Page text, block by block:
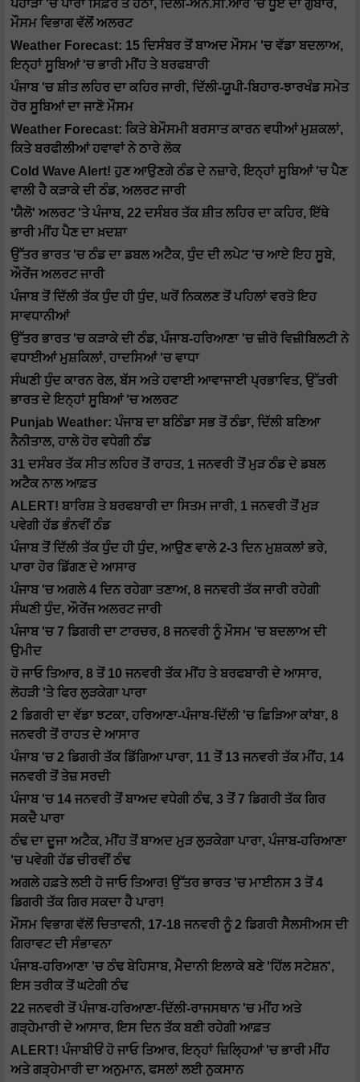
ਪਹਾੜਾਂ 'ਚ ਪਾਰਾ ਸਿਫ਼ਰ ਤੋਂ ਹੇਠਾਂ, ਦਿੱਲੀ-ਐੱਨ.ਸੀ.ਆਰ 'ਚ ਧੂੰਏਂ ਦਾ ਗੁੱਬਾਰ,
ਮੌਸਮ ਵਿਭਾਗ ਵੱਲੋਂ ਅਲਰਟ
Weather Forecast: 15 ਦਿਸੰਬਰ ਤੋਂ ਬਾਅਦ ਮੌਸਮ 'ਚ ਵੱਡਾ ਬਦਲਾਅ,
ਇਨ੍ਹਾਂ ਸੂਬਿਆਂ 'ਚ ਭਾਰੀ ਮੀਂਹ ਤੇ ਬਰਫਬਾਰੀ
ਪੰਜਾਬ 'ਚ ਸ਼ੀਤ ਲਹਿਰ ਦਾ ਕਹਿਰ ਜਾਰੀ, ਦਿੱਲੀ-ਯੂਪੀ-ਬਿਹਾਰ-ਝਾਰਖੰਡ ਸਮੇਤ
ਹੋਰ ਸੂਬਿਆਂ ਦਾ ਜਾਣੋ ਮੌਸਮ
Weather Forecast: ਕਿਤੇ ਬੇਮੌਸਮੀ ਬਰਸਾਤ ਕਾਰਨ ਵਧੀਆਂ ਮੁਸ਼ਕਲਾਂ,
ਕਿਤੇ ਬਰਫੀਲੀਆਂ ਹਵਾਵਾਂ ਨੇ ਠਾਰੇ ਲੋਕ
Cold Wave Alert! ਹੁਣ ਆਉਣਗੇ ਠੰਡ ਦੇ ਨਜ਼ਾਰੇ, ਇਨ੍ਹਾਂ ਸੂਬਿਆਂ 'ਚ ਪੈਣ
ਵਾਲੀ ਹੈ ਕੜਾਕੇ ਦੀ ਠੰਡ, ਅਲਰਟ ਜਾਰੀ
'ਯੈਲੋ' ਅਲਰਟ 'ਤੇ ਪੰਜਾਬ, 22 ਦਸੰਬਰ ਤੱਕ ਸ਼ੀਤ ਲਹਿਰ ਦਾ ਕਹਿਰ, ਇੱਥੇ
ਭਾਰੀ ਮੀਂਹ ਪੈਣ ਦਾ ਖ਼ਦਸ਼ਾ
ਉੱਤਰ ਭਾਰਤ 'ਚ ਠੰਡ ਦਾ ਡਬਲ ਅਟੈਕ, ਧੁੰਦ ਦੀ ਲਪੇਟ 'ਚ ਆਏ ਇਹ ਸੂਬੇ,
ਔਰੇਂਜ ਅਲਰਟ ਜਾਰੀ
ਪੰਜਾਬ ਤੋਂ ਦਿੱਲੀ ਤੱਕ ਧੁੰਦ ਹੀ ਧੁੰਦ, ਘਰੋਂ ਨਿਕਲਣ ਤੋਂ ਪਹਿਲਾਂ ਵਰਤੋ ਇਹ
ਸਾਵਧਾਨੀਆਂ
ਉੱਤਰ ਭਾਰਤ 'ਚ ਕੜਾਕੇ ਦੀ ਠੰਡ, ਪੰਜਾਬ-ਹਰਿਆਣਾ 'ਚ ਜ਼ੀਰੋ ਵਿਜ਼ੀਬਿਲਟੀ ਨੇ
ਵਧਾਈਆਂ ਮੁਸ਼ਕਿਲਾਂ, ਹਾਦਸਿਆਂ 'ਚ ਵਾਧਾ
ਸੰਘਣੀ ਧੁੰਦ ਕਾਰਨ ਰੇਲ, ਬੱਸ ਅਤੇ ਹਵਾਈ ਆਵਾਜਾਈ ਪ੍ਰਭਾਵਿਤ, ਉੱਤਰੀ
ਭਾਰਤ ਦੇ ਇਨ੍ਹਾਂ ਸੂਬਿਆਂ 'ਚ ਅਲਰਟ
Punjab Weather: ਪੰਜਾਬ ਦਾ ਬਠਿੰਡਾ ਸਭ ਤੋਂ ਠੰਡਾ, ਦਿੱਲੀ ਬਣਿਆ
ਨੈਨੀਤਾਲ, ਹਾਲੇ ਹੋਰ ਵਧੇਗੀ ਠੰਡ
31 ਦਸੰਬਰ ਤੱਕ ਸੀਤ ਲਹਿਰ ਤੋਂ ਰਾਹਤ, 1 ਜਨਵਰੀ ਤੋਂ ਮੁੜ ਠੰਡ ਦੇ ਡਬਲ
ਅਟੈਕ ਨਾਲ ਆਫ਼ਤ
ALERT! ਬਾਰਿਸ਼ ਤੇ ਬਰਫਬਾਰੀ ਦਾ ਸਿਤਮ ਜਾਰੀ, 1 ਜਨਵਰੀ ਤੋਂ ਮੁੜ
ਪਵੇਗੀ ਹੱਡ ਭੰਨਵੀਂ ਠੰਡ
ਪੰਜਾਬ ਤੋਂ ਦਿੱਲੀ ਤੱਕ ਧੁੰਦ ਹੀ ਧੁੰਦ, ਆਉਣ ਵਾਲੇ 2-3 ਦਿਨ ਮੁਸ਼ਕਲਾਂ ਭਰੇ,
ਪਾਰਾ ਹੋਰ ਡਿੱਗਣ ਦੇ ਆਸਾਰ
ਪੰਜਾਬ 'ਚ ਅਗਲੇ 4 ਦਿਨ ਰਹੇਗਾ ਤਣਾਅ, 8 ਜਨਵਰੀ ਤੱਕ ਜਾਰੀ ਰਹੇਗੀ
ਸੰਘਣੀ ਧੁੰਦ, ਔਰੇਂਜ ਅਲਰਟ ਜਾਰੀ
ਪੰਜਾਬ 'ਚ 7 ਡਿਗਰੀ ਦਾ ਟਾਰਚਰ, 8 ਜਨਵਰੀ ਨੂੰ ਮੌਸਮ 'ਚ ਬਦਲਾਅ ਦੀ
ਉਮੀਦ
ਹੋ ਜਾਓ ਤਿਆਰ, 8 ਤੋਂ 10 ਜਨਵਰੀ ਤੱਕ ਮੀਂਹ ਤੇ ਬਰਫਬਾਰੀ ਦੇ ਆਸਾਰ,
ਲੋਹੜੀ 'ਤੇ ਫਿਰ ਲੁੜਕੇਗਾ ਪਾਰਾ
2 ਡਿਗਰੀ ਦਾ ਵੱਡਾ ਝਟਕਾ, ਹਰਿਆਣਾ-ਪੰਜਾਬ-ਦਿੱਲੀ 'ਚ ਛਿੜਿਆ ਕਾਂਬਾ, 8
ਜਨਵਰੀ ਤੋਂ ਰਾਹਤ ਦੇ ਆਸਾਰ
ਪੰਜਾਬ 'ਚ 2 ਡਿਗਰੀ ਤੱਕ ਡਿੱਗਿਆ ਪਾਰਾ, 11 ਤੋਂ 13 ਜਨਵਰੀ ਤੱਕ ਮੀਂਹ, 14
ਜਨਵਰੀ ਤੋਂ ਤੇਜ਼ ਸਰਦੀ
ਪੰਜਾਬ 'ਚ 14 ਜਨਵਰੀ ਤੋਂ ਬਾਅਦ ਵਧੇਗੀ ਠੰਢ, 3 ਤੋਂ 7 ਡਿਗਰੀ ਤੱਕ ਗਿਰ
ਸਕਦੈ ਪਾਰਾ
ਠੰਢ ਦਾ ਦੂਜਾ ਅਟੈਕ, ਮੀਂਹ ਤੋਂ ਬਾਅਦ ਮੁੜ ਲੁੜਕੇਗਾ ਪਾਰਾ, ਪੰਜਾਬ-ਹਰਿਆਣਾ
'ਚ ਪਵੇਗੀ ਹੱਡ ਚੀਰਵੀਂ ਠੰਢ
ਅਗਲੇ ਹਫ਼ਤੇ ਲਈ ਹੋ ਜਾਓ ਤਿਆਰ! ਉੱਤਰ ਭਾਰਤ 'ਚ ਮਾਈਨਸ 3 ਤੋਂ 4
ਡਿਗਰੀ ਤੱਕ ਗਿਰ ਸਕਦਾ ਹੈ ਪਾਰਾ!
ਮੌਸਮ ਵਿਭਾਗ ਵੱਲੋਂ ਚਿਤਾਵਨੀ, 17-18 ਜਨਵਰੀ ਨੂੰ 2 ਡਿਗਰੀ ਸੈਲਸੀਅਸ ਦੀ
ਗਿਰਾਵਟ ਦੀ ਸੰਭਾਵਨਾ
ਪੰਜਾਬ-ਹਰਿਆਣਾ 'ਚ ਠੰਢ ਬੇਹਿਸਾਬ, ਮੈਦਾਨੀ ਇਲਾਕੇ ਬਣੇ 'ਹਿੱਲ ਸਟੇਸ਼ਨ',
ਇਸ ਤਰੀਕ ਤੋਂ ਘਟੇਗੀ ਠੰਢ
22 ਜਨਵਰੀ ਤੋਂ ਪੰਜਾਬ-ਹਰਿਆਣਾ-ਦਿੱਲੀ-ਰਾਜਸਥਾਨ 'ਚ ਮੀਂਹ ਅਤੇ
ਗੜ੍ਹੇਮਾਰੀ ਦੇ ਆਸਾਰ, ਇਸ ਦਿਨ ਤੱਕ ਬਣੀ ਰਹੇਗੀ ਆਫ਼ਤ
ALERT! ਪੰਜਾਬੀਓਂ ਹੋ ਜਾਓ ਤਿਆਰ, ਇਨ੍ਹਾਂ ਜ਼ਿਲ੍ਹਿਆਂ 'ਚ ਭਾਰੀ ਮੀਂਹ
ਅਤੇ ਗੜ੍ਹੇਮਾਰੀ ਦਾ ਅਨੁਮਾਨ, ਫਸਲਾਂ ਲਈ ਨੁਕਸਾਨ